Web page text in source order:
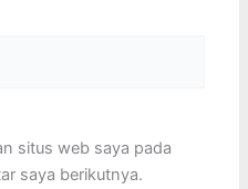
situs web saya pada
saya berikutnya.